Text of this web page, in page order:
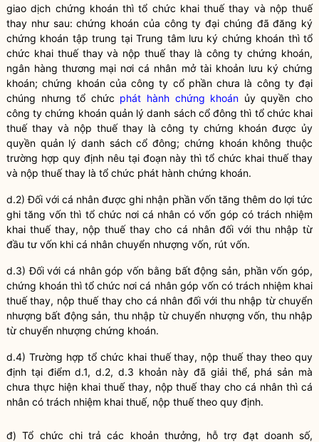
giao dịch chứng khoán thì tổ chức khai thuế thay và nộp thuế
thay như sau: chứng khoán của công ty đại chúng đã đăng ký
chứng khoán tập trung tại Trung tâm lưu ký chứng khoán thì tổ
chức khai thuế thay và nộp thuế thay là công ty chứng khoán,
ngân hàng thương mại nơi cá nhân mở tài khoản lưu ký chứng
khoán; chứng khoán của công ty cổ phần chưa là công ty đại
chúng nhưng tổ chức phát hành chứng khoán ủyquyền cho
công ty chứng khoán quản lý danh sách cổ đông thì tổ chức khai
thuế thay và nộp thuế thay là công ty chứng khoán được ủy
quyền quản lý danh sách cổ đông; chứng khoán không thuộc
trường hợp quy định nêu tại đoạn này thì tổ chức khai thuế thay
và nộp thuế thay là tổ chức phát hành chứng khoán.
d.2) Đối với cá nhân được ghi nhận phần vốn tăng thêm do lợi tức
ghi tăng vốn thì tổ chức nơi cá nhân có vốn góp có trách nhiệm
khai thuế thay, nộp thuế thay cho cá nhân đối với thu nhập từ
đầu tư vốn khi cá nhân chuyển nhượng vốn, rút vốn.
d.3) Đối với cá nhân góp vốn bằng bất động sản, phần vốn góp,
chứng khoán thì tổ chức nơi cá nhân góp vốn có trách nhiệm khai
thuế thay, nộp thuế thay cho cá nhân đối với thu nhập từ chuyển
nhượng bất động sản, thu nhập từ chuyển nhượng vốn, thu nhập
từ chuyển nhượng chứng khoán.
d.4) Trường hợp tổ chức khai thuế thay, nộp thuế thay theo quy
định tại điểm d.1, d.2, d.3 khoản này đã giải thể, phá sản mà
chưa thực hiện khai thuế thay, nộp thuế thay cho cá nhân thì cá
nhân có trách nhiệm khai thuế, nộp thuế theo quy định.
đ) Tổ chức chi trả các khoản thưởng, hỗ trợ đạt doanh số,